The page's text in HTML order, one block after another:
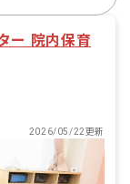
ー 院内保育
2026/05/22更新